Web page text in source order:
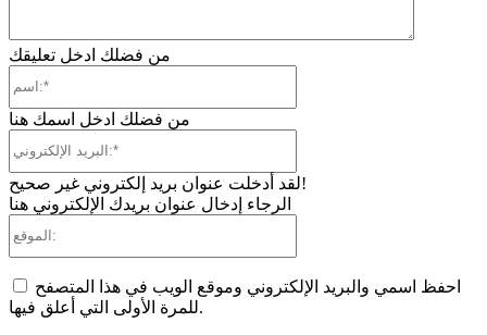
من فضلك ادخل تعليقك
من فضلك ادخل اسمك هنا
لقد أدخلت عنوان بريد إلكتروني غير صحيح!
الرجاء إدخال عنوان بريدك الإلكتروني هنا
احفظ اسمي والبريد الإلكتروني وموقع الويب في هذا المتصفح
للمرة الأولى التي أعلق فيها.